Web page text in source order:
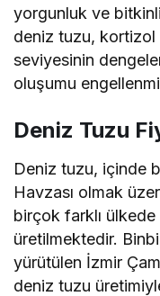
yorgunluk ve
deniz tuzu, kortizol
seviyesinin
oluşumu
Deniz Tuzu
Deniz tuzu, içinde
Havzası olmak
birçok farklı
üretilmektedir.
yürütülen İzmir
deniz tuzu